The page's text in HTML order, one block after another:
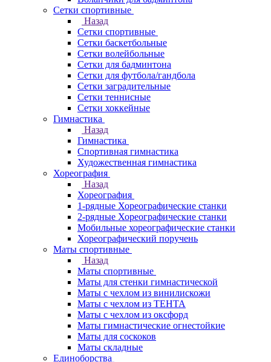
Сетки спортивные
Назад
Сетки спортивные
Сетки баскетбольные
Сетки волейбольные
Сетки для бадминтона
Сетки для футбола/гандбола
Сетки заградительные
Сетки теннисные
Сетки хоккейные
Гимнастика
Назад
Гимнастика
Спортивная гимнастика
Художественная гимнастика
Хореография
Назад
Хореография
1-рядные Хореографические станки
2-рядные Хореографические станки
Мобильные хореографические станки
Хореографический поручень
Маты спортивные
Назад
Маты спортивные
Маты для стенки гимнастической
Маты с чехлом из винилискожи
Маты с чехлом из ТЕНТА
Маты с чехлом из оксфорд
Маты гимнастические огнестойкие
Маты для соскоков
Маты складные
Единоборства